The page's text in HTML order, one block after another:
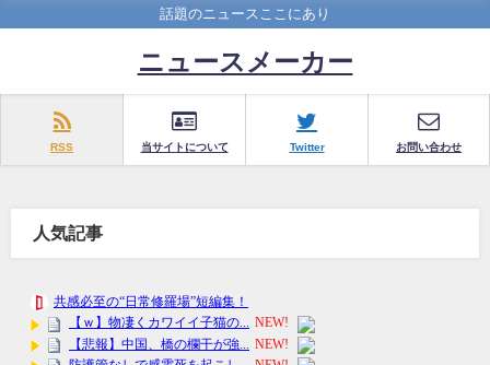
話題のニュースここにあり
ニュースメーカー
RSS 当サイトについて Twitter お問い合わせ
人気記事